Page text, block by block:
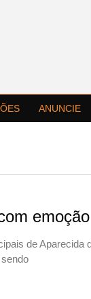
ANUNCIE
de Aparecida